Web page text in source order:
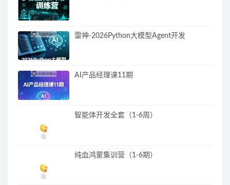
雷神-2026Python大模型Agent开发
AI产品经理课11期
智能体开发全套（1-6周）
纯血鸿蒙集训营（1-6期）